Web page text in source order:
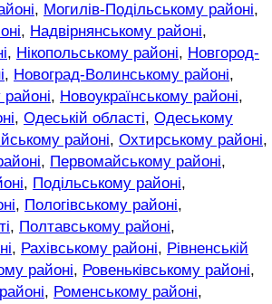
, Могилів-Подільському районі,
, Надвірнянському районі,
, Нікопольському районі, Новгород-
, Новоград-Волинському районі,
, Новоукраїнському районі,
, Одеській області, Одеському
районі, Охтирському районі,
, Первомайському районі,
, Подільському районі,
, Пологівському районі,
, Полтавському районі,
, Рахівському районі, Рівненській
районі, Ровеньківському районі,
, Роменському районі,